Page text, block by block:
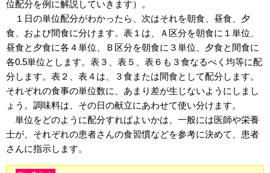
位配分を例に解説していきます）。
１日の単位配分がわかったら、次はそれを朝食、昼食、夕
食、および間食に分けます。表１は、Ａ区分を朝食に１単位、
昼食と夕食に各４単位、Ｂ区分を朝食に３単位、夕食と間食に
各0.5単位とします。表３、表５、表６も３食なるべく均等に配
分します。表２、表４は、３食または間食として配分します。
それぞれの食事の単位数に、あまり差が生じないようにしまし
ょう。調味料は、その日の献立にあわせて使い分けます。
単位をどのように配分すればよいかは、一般には医師や栄養
士が、それぞれの患者さんの食習慣などを参考に決めて、患者
さんに指示します。